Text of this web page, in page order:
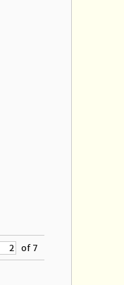
of 7